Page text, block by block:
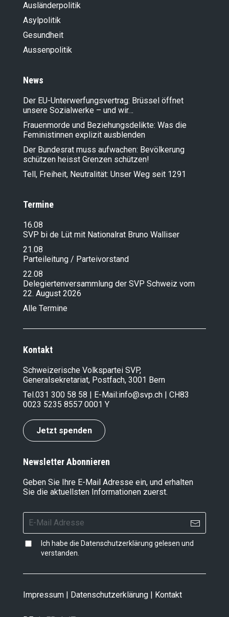
Ausländer­politik
Asylpolitik
Gesundheit
Aussenpolitik
News
Der EU-Unterwerfungsvertrag: Brüssel öffnet
unsere Sozialwerke – und wir…
Frauenmorde und Beziehungsdelikte: Was die
Feministinnen explizit ausblenden
Der Bundesrat muss aufwachen: Bevölkerung
schützen heisst Grenzen schützen!
Tell, Freiheit, Neutralität: Unser Weg seit 1291
Termine
16.08
SVP bi de Lüt mit Nationalrat Bruno Walliser
21.08
Parteileitung / Parteivorstand
22.08
Delegiertenversammlung der SVP Schweiz vom
22. August 2026
Alle Termine
Kontakt
Schweizerische Volkspartei SVP,
Generalsekretariat, Postfach, 3001 Bern
Tel.031 300 58 58 | E-Mail:info@svp.ch | CH83
0023 5235 8557 0001 Y
Jetzt spenden
Newsletter Abonnieren
Geben Sie Ihre E-Mail Adresse ein, und erhalten
Sie die aktuellsten Informationen zuerst.
Ich habe die Datenschutzerklärung gelesen und
verstanden.
Impressum | Datenschutzerklärung | Kontakt